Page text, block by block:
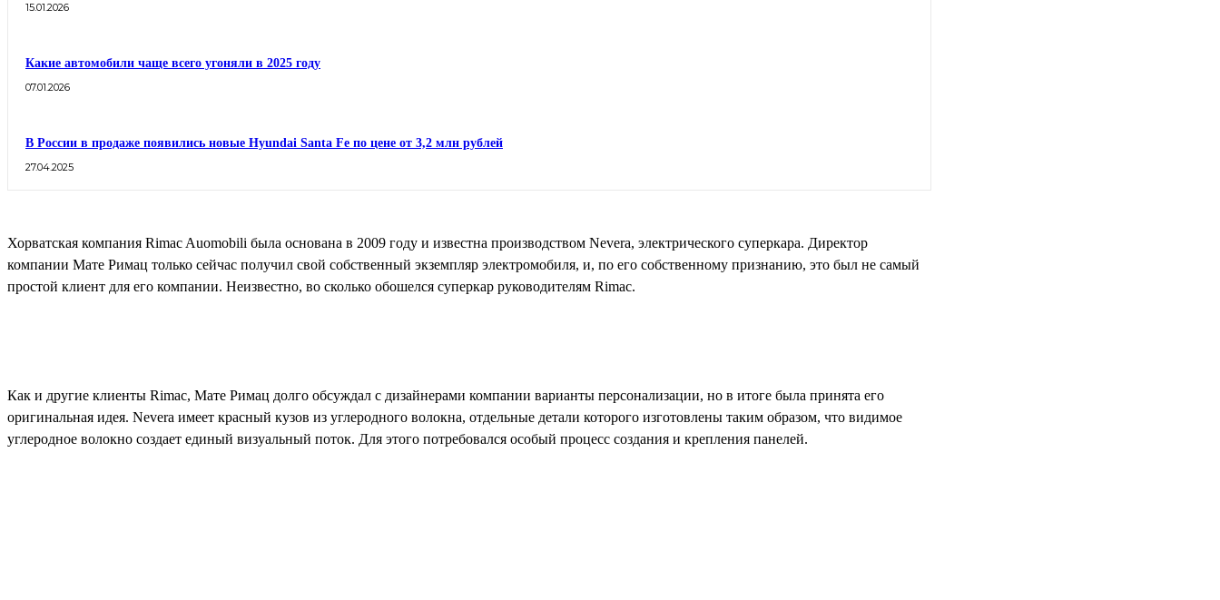
15.01.2026
Какие автомобили чаще всего угоняли в 2025 году
07.01.2026
В России в продаже появились новые Hyundai Santa Fe по цене от 3,2 млн рублей
27.04.2025
Хорватская компания Rimac Auomobili была основана в 2009 году и известна производством Nevera, электрического суперкара. Директор
компании Мате Римац только сейчас получил свой собственный экземпляр электромобиля, и, по его собственному признанию, это был не самый
простой клиент для его компании. Неизвестно, во сколько обошелся суперкар руководителям Rimac.
Как и другие клиенты Rimac, Мате Римац долго обсуждал с дизайнерами компании варианты персонализации, но в итоге была принята его
оригинальная идея. Nevera имеет красный кузов из углеродного волокна, отдельные детали которого изготовлены таким образом, что видимое
углеродное волокно создает единый визуальный поток. Для этого потребовался особый процесс создания и крепления панелей.